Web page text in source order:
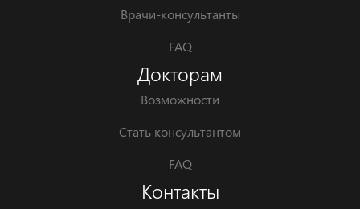
Врачи-консультанты
FAQ
Докторам
Возможности
Стать консультантом
FAQ
Контакты